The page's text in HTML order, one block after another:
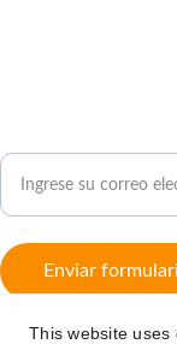
Enviar
This website uses